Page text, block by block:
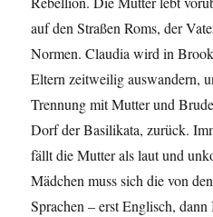
auf den Straßen Roms, der
Normen. Claudia wird in
Eltern zeitweilig auswandern,
Trennung mit Mutter und
Dorf der Basilikata, zurück.
fällt die Mutter als laut und
Mädchen muss sich die von
Sprachen – erst Englisch,